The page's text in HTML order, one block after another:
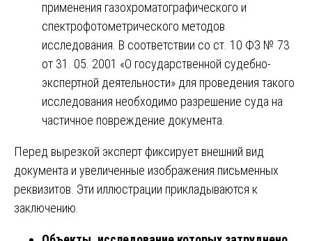
применения газохроматографического и
спектрофотометрического методов
исследования. В соответствии со ст. 10 ФЗ № 73
от 31. 05. 2001 «О государственной судебно-
экспертной деятельности» для проведения такого
исследования необходимо разрешение суда на
частичное повреждение документа.
Перед вырезкой эксперт фиксирует внешний вид
документа и увеличенные изображения письменных
реквизитов. Эти иллюстрации прикладываются к
заключению.